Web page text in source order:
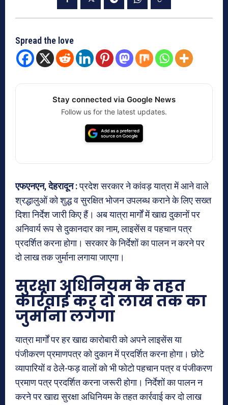
Spread the love
Stay connected via Google News
Follow us for the latest updates.
एफएनएन, देहरादून :प्रदेश सरकार ने कांवड़ यात्रा में आने वाले
श्रद्धालुओं को शुद्ध व सुरक्षित भोजन उपलब्ध कराने के लिए सख्त
दिशा निर्देश जारी किए हैं। अब यात्रा मार्गों में खाद्य दुकानों पर
अनिवार्य रूप से दुकानदार का नाम, लाइसेंस व पहचान पत्र
प्रदर्शित करना होगा। सरकार के निर्देशों का पालन न करने पर
दो लाख तक जुर्माना लगाया जाएगा।
सुरक्षा अधिनियम के तहत
कार्रवाई कर दो लाख तक का
जुर्माना लगेगा
यात्रा मार्गों पर हर खाद्य कारोबारी को अपने लाइसेंस या
पंजीकरण प्रमाणपत्र को दुकान में प्रदर्शित करना होगा। छोटे
व्यापारियों व ठेले-फड़ वालों को भी फोटो पहचान पत्र व पंजीकरण
प्रमाण पत्र प्रदर्शित करना जरूरी होगा। निर्देशों का पालन न
करने पर खाद्य सुरक्षा अधिनियम के तहत कार्रवाई कर दो लाख